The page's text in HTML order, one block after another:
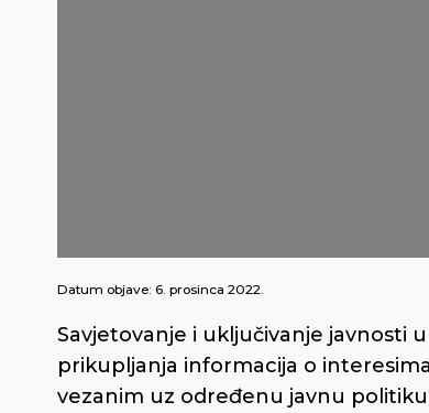
Datum objave: 6. prosinca 2022.
Savjetovanje i uključivanje javnosti
prikupljanja informacija o
vezanim uz određenu javnu